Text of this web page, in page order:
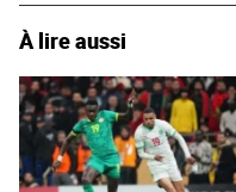
À lire aussi